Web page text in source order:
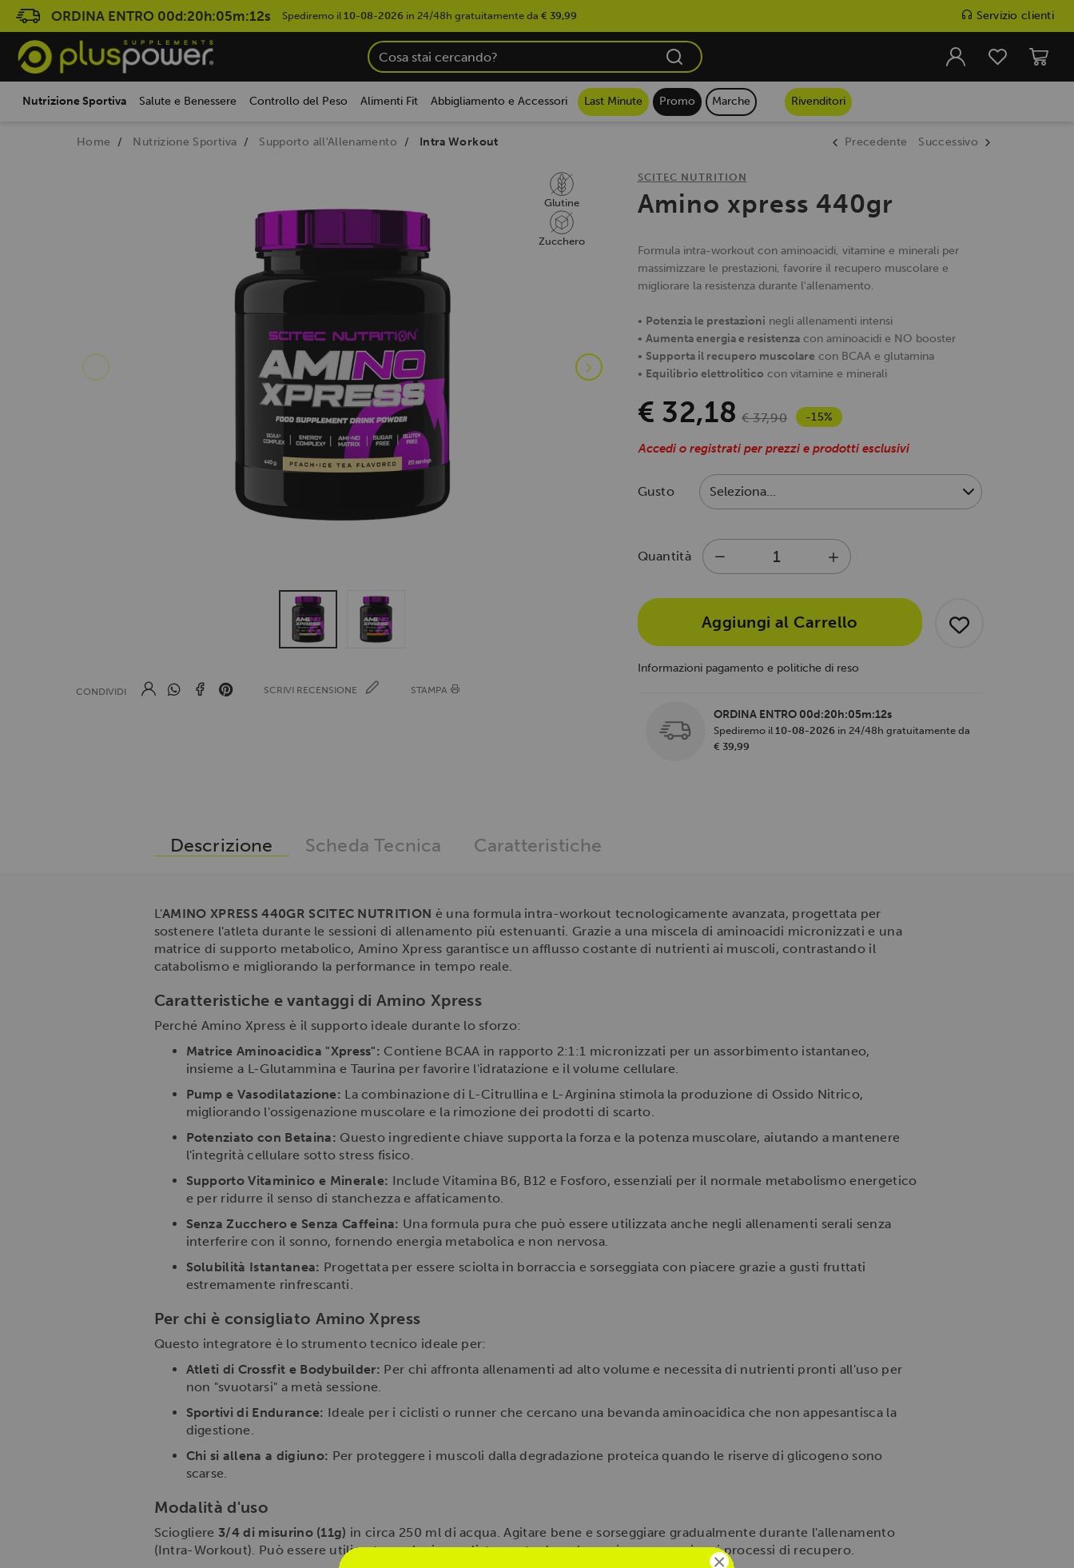
×
ORDINA ENTRO 00d:20h:05m:11s Spediremo il 10-08-2026 in 24/48h gratuitamente da € 39,99 Servizio clienti
Nutrizione Sportiva Salute e Benessere Controllo del Peso Alimenti Fit Abbigliamento e Accessori Last Minute Promo Marche Rivenditori
Home Nutrizione Sportiva Supporto all'Allenamento Intra Workout Precedente Successivo
Glutine
Zucchero
CONDIVIDI SCRIVI RECENSIONE STAMPA
SCITEC NUTRITION
Amino xpress 440gr
Formula intra-workout con aminoacidi, vitamine e minerali per
massimizzare le prestazioni, favorire il recupero muscolare e
migliorare la resistenza durante l'allenamento.
• Potenzia le prestazioni negli allenamenti intensi
• Aumenta energia e resistenzacon aminoacidi e NO booster
• Supporta il recupero muscolare con BCAA e glutamina
• Equilibrio elettrolitico con vitamine e minerali
€ 32,18 € 37,90 -15%
Accedi o registrati per prezzi e prodotti esclusivi
Gusto
Quantità
Aggiungi al Carrello
Informazioni pagamento e politiche di reso
ORDINA ENTRO 00d:20h:05m:11s
Spediremo il 10-08-2026 in 24/48h gratuitamente da
€ 39,99
Descrizione Scheda Tecnica Caratteristiche
L'AMINO XPRESS 440GR SCITEC NUTRITION è una formula intra-workout tecnologicamente avanzata, progettata per
sostenere l'atleta durante le sessioni di allenamento più estenuanti. Grazie a una miscela di aminoacidi micronizzati e una
matrice di supporto metabolico, Amino Xpress garantisce un afflusso costante di nutrienti ai muscoli, contrastando il
catabolismo e migliorando la performance in tempo reale.
Caratteristiche e vantaggi di Amino Xpress
Perché Amino Xpress è il supporto ideale durante lo sforzo:
Matrice Aminoacidica "Xpress": Contiene BCAA in rapporto 2:1:1 micronizzati per un assorbimento istantaneo,
insieme a L-Glutammina e Taurina per favorire l'idratazione e il volume cellulare.
Pump e Vasodilatazione: La combinazione di L-Citrullina e L-Arginina stimola la produzione di Ossido Nitrico,
migliorando l'ossigenazione muscolare e la rimozione dei prodotti di scarto.
Potenziato con Betaina: Questo ingrediente chiave supporta la forza e la potenza muscolare, aiutando a mantenere
l'integrità cellulare sotto stress fisico.
Supporto Vitaminico e Minerale: Include Vitamina B6, B12 e Fosforo, essenziali per il normale metabolismo energetico
e per ridurre il senso di stanchezza e affaticamento.
Senza Zucchero e Senza Caffeina: Una formula pura che può essere utilizzata anche negli allenamenti serali senza
interferire con il sonno, fornendo energia metabolica e non nervosa.
Solubilità Istantanea: Progettata per essere sciolta in borraccia e sorseggiata con piacere grazie a gusti fruttati
estremamente rinfrescanti.
Per chi è consigliato Amino Xpress
Questo integratore è lo strumento tecnico ideale per:
Atleti di Crossfit e Bodybuilder: Per chi affronta allenamenti ad alto volume e necessita di nutrienti pronti all'uso per
non "svuotarsi" a metà sessione.
Sportivi di Endurance: Ideale per i ciclisti o runner che cercano una bevanda aminoacidica che non appesantisca la
digestione.
Chi si allena a digiuno: Per proteggere i muscoli dalla degradazione proteica quando le riserve di glicogeno sono
scarse.
Modalità d'uso
Sciogliere 3/4 di misurino (11g) in circa 250 ml di acqua. Agitare bene e sorseggiare gradualmente durante l'allenamento
(Intra-Workout). Può essere utilizzato anche immediatamente dopo la sessione per avviare i processi di recupero.